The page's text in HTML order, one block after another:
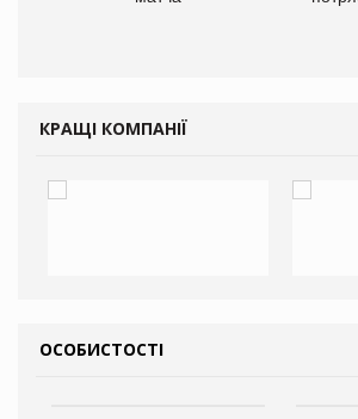
КРАЩІ КОМПАНІЇ
ОСОБИСТОСТІ